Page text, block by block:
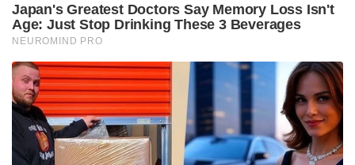
Japan's Greatest Doctors Say Memory Loss Isn't
Age: Just Stop Drinking These 3 Beverages
NEUROMIND PRO